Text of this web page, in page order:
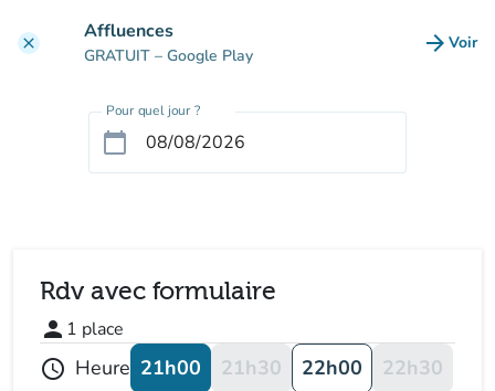
clear Affluences
GRATUIT – Google Play arrow_forward Voir
Pour quel jour ?
calendar_today
Rdv avec formulaire
person 1 place
schedule Heure 21h00 21h30 22h00 22h30